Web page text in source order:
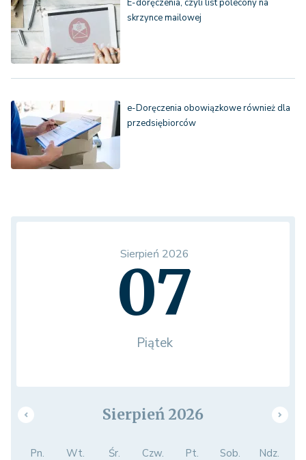
E-doręczenia, czyli list polecony na
skrzynce mailowej
e-Doręczenia obowiązkowe również dla
przedsiębiorców
Sierpień 2026
07
Piątek
Sierpień 2026
Pn. Wt. Śr. Czw. Pt. Sob. Ndz.